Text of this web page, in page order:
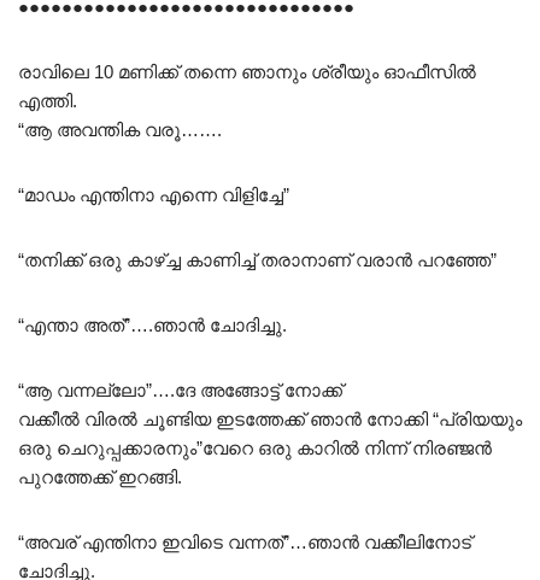
●●●●●●●●●●●●●●●●●●●●●●●●●●●●●●●
രാവിലെ 10 മണിക്ക് തന്നെ ഞാനും ശ്രീയും ഓഫീസിൽ
എത്തി.
“ആ അവന്തിക വരൂ…….
“മാഡം എന്തിനാ എന്നെ വിളിച്ചേ”
“തനിക്ക് ഒരു കാഴ്ച്ച കാണിച്ച് തരാനാണ്‌ വരാൻ പറഞ്ഞേ”
“എന്താ അത്”….ഞാൻ ചോദിച്ചു.
“ആ വന്നല്ലോ”….ദേ അങ്ങോട്ട് നോക്ക്
വക്കീൽ വിരൽ ചൂണ്ടിയ ഇടത്തേക്ക് ഞാൻ നോക്കി “പ്രിയയും
ഒരു ചെറുപ്പക്കാരനും”വേറെ ഒരു കാറിൽ നിന്ന് നിരഞ്ജൻ
പുറത്തേക്ക് ഇറങ്ങി.
“അവര് എന്തിനാ ഇവിടെ വന്നത്”…ഞാൻ വക്കീലിനോട്
ചോദിച്ചു.